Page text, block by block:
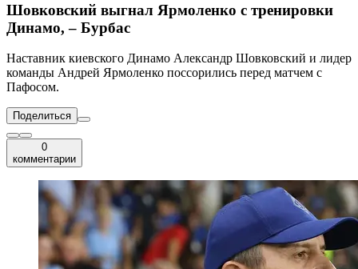
Шовковский выгнал Ярмоленко с тренировки
Динамо, – Бурбас
Наставник киевского Динамо Александр Шовковский и лидер
команды Андрей Ярмоленко поссорились перед матчем с
Пафосом.
Поделиться
0
комментарии